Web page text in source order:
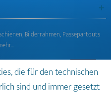
Bilderrahmen, Passepartouts
die für den technischen
sind und immer gesetzt